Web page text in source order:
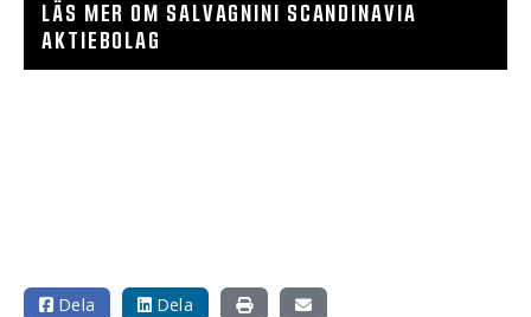
LÄS MER OM SALVAGNINI SCANDINAVIA
AKTIEBOLAG
Dela Dela